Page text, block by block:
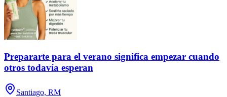
Prepararte para el verano significa empezar cuando
otros todavía esperan
Santiago, RM